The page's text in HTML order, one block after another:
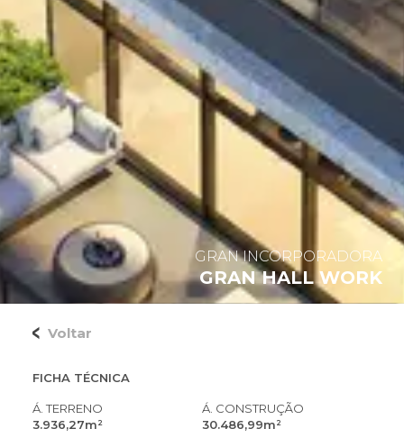
GRAN INCORPORADORA
GRAN HALL WORK
Voltar
FICHA TÉCNICA
Á. TERRENO
3.936,27m²
Á. CONSTRUÇÃO
30.486,99m²